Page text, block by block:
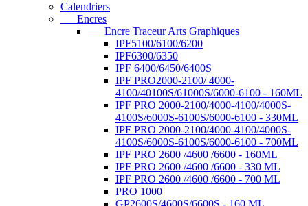
Calendriers
Encres
Encre Traceur Arts Graphiques
IPF5100/6100/6200
IPF6300/6350
IPF 6400/6450/6400S
IPF PRO2000-2100/ 4000-
4100/40100S/61000S/6000-6100 - 160ML
IPF PRO 2000-2100/4000-4100/4000S-
4100S/6000S-6100S/6000-6100 - 330ML
IPF PRO 2000-2100/4000-4100/4000S-
4100S/6000S-6100S/6000-6100 - 700ML
IPF PRO 2600 /4600 /6600 - 160ML
IPF PRO 2600 /4600 /6600 - 330 ML
IPF PRO 2600 /4600 /6600 - 700 ML
PRO 1000
GP2600S/4600S/6600S - 160 ML